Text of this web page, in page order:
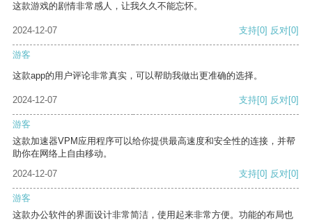
这款游戏的剧情非常感人，让我久久不能忘怀。
2024-12-07 支持[0] 反对[0]
游客
这款app的用户评论非常真实，可以帮助我做出更准确的选择。
2024-12-07 支持[0] 反对[0]
游客
这款加速器VPM应用程序可以给你提供最高速度和安全性的连接，并帮
助你在网络上自由移动。
2024-12-07
支持[0] 反对[0]
游客
这款办公软件的界面设计非常简洁，使用起来非常方便。功能的布局也